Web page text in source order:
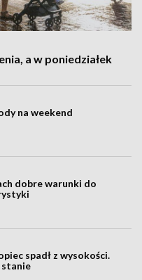
a w poniedziałek
na weekend
dobre warunki do
spadł z wysokości.
stanie